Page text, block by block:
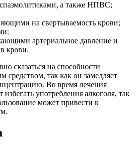
а также НПВС;
на свертываемость крови;
артериальное давление и
крови.
сказаться на способности
средством, так как он замедляет
Во время лечения
употребления алкоголя, так
может привести к